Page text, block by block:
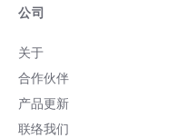
公司
关于
合作伙伴
产品更新
联络我们